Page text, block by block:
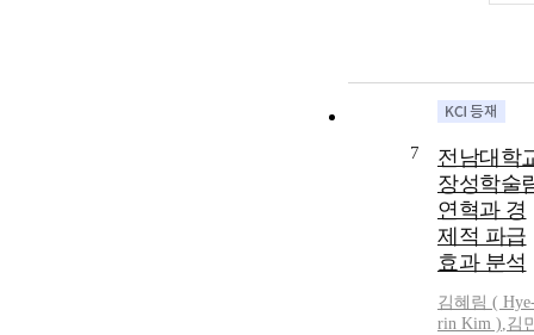
7
전남대학
장성학술
연혁과 경
제적 파급
효과 분석
김혜림 (
rin Kim ),김